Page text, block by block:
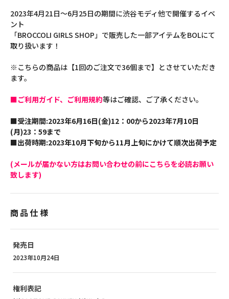
2023年4月21日～6月25日の期間に渋谷モディ他で開催するイベ
ント
「BROCCOLI GIRLS SHOP」で販売した一部アイテムをBOLにて
取り扱います！
※こちらの商品は【1回のご注文で36個まで】とさせていただき
ます。
■ご利用ガイド、ご利用規約等はご確認、ご了承ください。
■受注期間:2023年6月16日(金)12：00から2023年7月10日
(月)23：59まで
■出荷時期:2023年10月下旬から11月上旬にかけて順次出荷予定
(メールが届かない方はお問い合わせの前にこちらを必読お願い
致します)
商品仕様
発売日
2023年10月24日
権利表記